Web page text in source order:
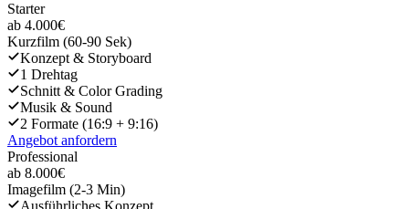
Starter
ab 4.000€
Kurzfilm (60-90 Sek)
Konzept & Storyboard
1 Drehtag
Schnitt & Color Grading
Musik & Sound
2 Formate (16:9 + 9:16)
Angebot anfordern
Professional
ab 8.000€
Imagefilm (2-3 Min)